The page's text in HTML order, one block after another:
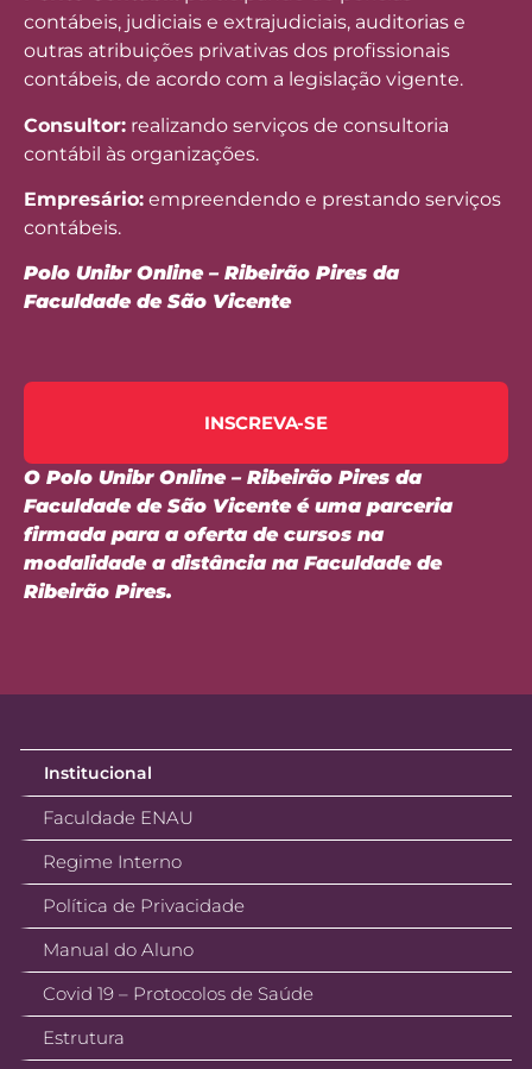
contábeis, judiciais e extrajudiciais, auditorias e
outras atribuições privativas dos profissionais
contábeis, de acordo com a legislação vigente.
Consultor: realizando serviços de consultoria
contábil às organizações.
Empresário: empreendendo e prestando serviços
contábeis.
Polo Unibr Online – Ribeirão Pires da
Faculdade de São Vicente
INSCREVA-SE
O Polo Unibr Online – Ribeirão Pires da
Faculdade de São Vicente é uma parceria
firmada para a oferta de cursos na
modalidade a distância na Faculdade de
Ribeirão Pires.
Institucional
Faculdade ENAU
Regime Interno
Política de Privacidade
Manual do Aluno
Covid 19 – Protocolos de Saúde
Estrutura